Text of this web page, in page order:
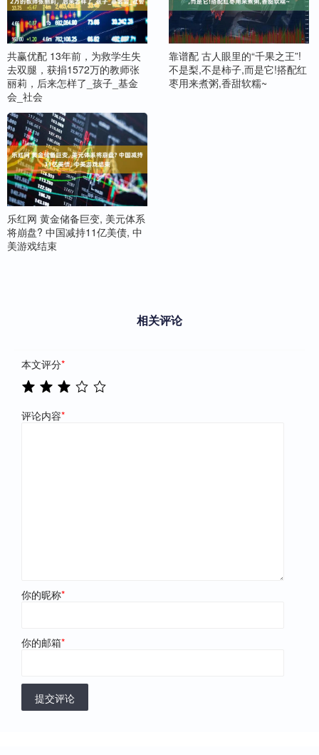
共赢优配 13年前，为救学生失
去双腿，获捐1572万的教师张
丽莉，后来怎样了_孩子_基金
会_社会
靠谱配 古人眼里的“千果之王”!
不是梨,不是柿子,而是它!搭配红
枣用来煮粥,香甜软糯~
乐红网 黄金储备巨变, 美元体系
将崩盘? 中国减持11亿美债, 中
美游戏结束
相关评论
本文评分*
评论内容*
你的昵称*
你的邮箱*
提交评论